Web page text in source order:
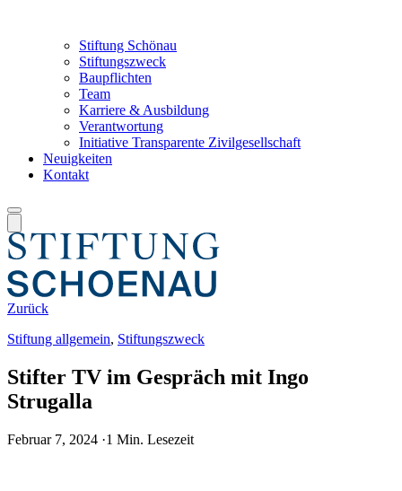
Stiftung Schönau
Stiftungszweck
Baupflichten
Team
Karriere & Ausbildung
Verantwortung
Initiative Transparente Zivilgesellschaft
Neuigkeiten
Kontakt
Zurück
Stiftung allgemein, Stiftungszweck
Stifter TV im Gespräch mit Ingo
Strugalla
Februar 7, 2024 ·1 Min. Lesezeit